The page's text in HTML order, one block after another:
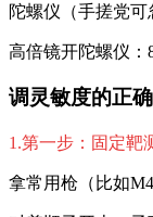
陀螺仪（手搓党可
高倍镜开陀螺仪：
调灵敏度的正
1.第一步：固定靶
拿常用枪（比如